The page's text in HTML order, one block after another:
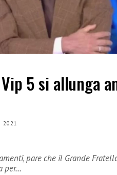
5 si allunga
2021
pare che il Grande
per…